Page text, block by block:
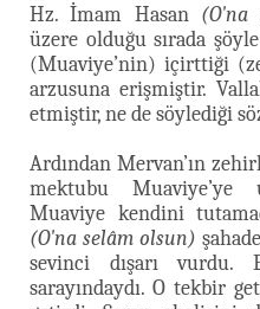
Hz. İmam Hasan (O'na
üzere olduğu sırada
(Muaviye’nin) içirttiği
arzusuna erişmiştir.
etmiştir, ne de söylediği
Ardından Mervan’ın
mektubu Muaviye’ye
Muaviye kendini
(O'na selâm olsun)
sevinci dışarı vurdu.
sarayındaydı. O tekbir